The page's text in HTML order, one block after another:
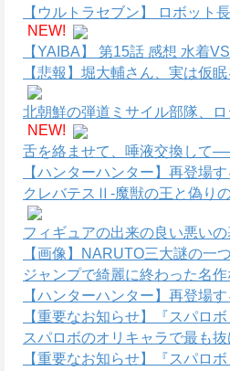
【ウルトラセブン】 ロボット
NEW!
【YAIBA】 第15話 感想 水着
【悲報】堀大輔さん、実は仮
北朝鮮の弾道ミサイル部隊、
NEW!
舌を絡ませて、唾液交換して
【ハンターハンター】再登場
クレバテスⅡ-魔獣の王と偽り
フィギュアの出来の良い悪い
【画像】NARUTO三大謎の一
ジャンプで綺麗に終わった名
【ハンターハンター】再登場
【重要なお知らせ】『スパロ
スパロボのオリキャラで最も
【重要なお知らせ】『スパロ